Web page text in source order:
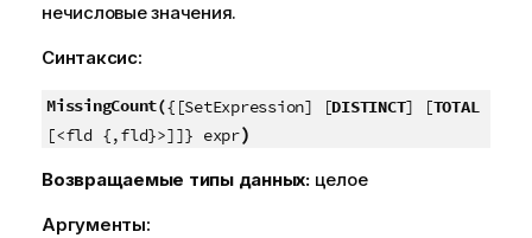
нечисловые значения.
Синтаксис:
MissingCount({[SetExpression] [DISTINCT] [TOTAL
[<fld {,fld}>]]} expr)
Возвращаемые типы данных: целое
Аргументы: